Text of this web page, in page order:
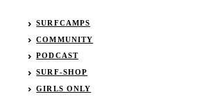
SURFCAMPS
COMMUNITY
PODCAST
SURF-SHOP
GIRLS ONLY